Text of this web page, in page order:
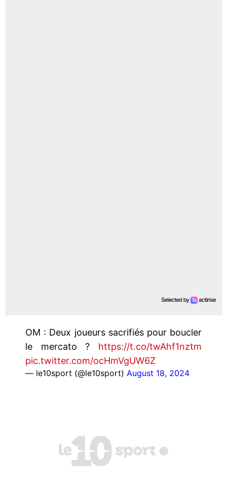
OM : Deux joueurs sacrifiés pour boucler
le mercato ? https://t.co/twAhf1nztm
pic.twitter.com/ocHmVgUW6Z
— le10sport (@le10sport) August 18, 2024